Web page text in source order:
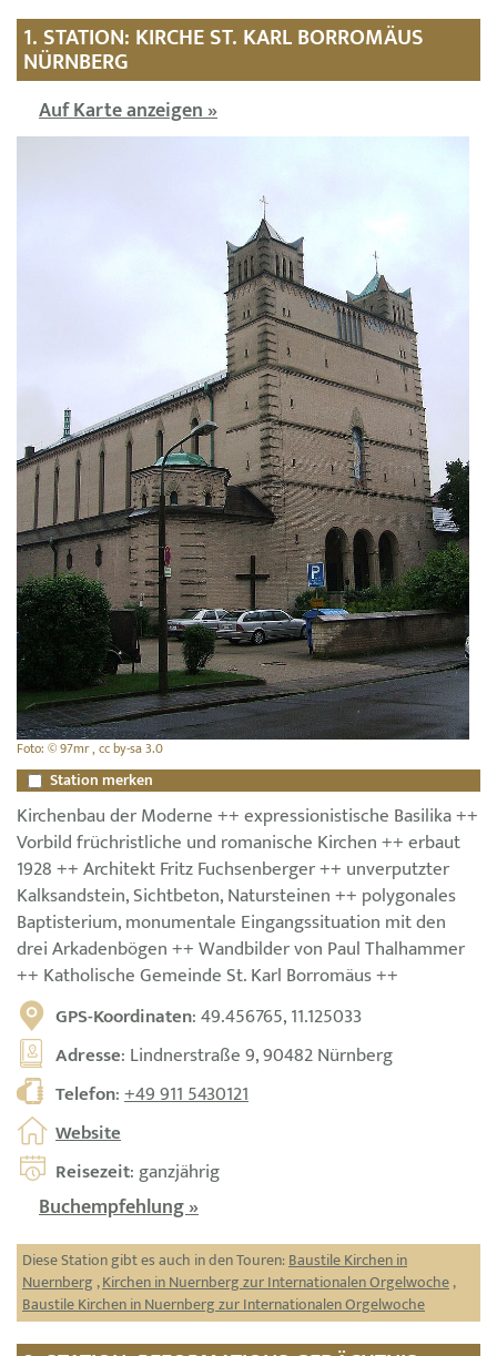
1. STATION: KIRCHE ST. KARL BORROMÄUS
NÜRNBERG
Auf Karte anzeigen »
Foto: © 97mr , cc by-sa 3.0
Station merken
Kirchenbau der Moderne ++ expressionistische Basilika ++
Vorbild früchristliche und romanische Kirchen ++ erbaut
1928 ++ Architekt Fritz Fuchsenberger ++ unverputzter
Kalksandstein, Sichtbeton, Natursteinen ++ polygonales
Baptisterium, monumentale Eingangssituation mit den
drei Arkadenbögen ++ Wandbilder von Paul Thalhammer
++ Katholische Gemeinde St. Karl Borromäus ++
GPS-Koordinaten: 49.456765, 11.125033
Adresse: Lindnerstraße 9, 90482 Nürnberg
Telefon:+49 911 5430121
Website
Reisezeit: ganzjährig
Buchempfehlung »
Diese Station gibt es auch in den Touren:Baustile Kirchen in
Nuernberg ,Kirchen in Nuernberg zur Internationalen Orgelwoche,
Baustile Kirchen in Nuernberg zur Internationalen Orgelwoche